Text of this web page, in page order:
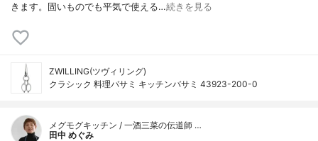
きます。固いものでも平気で使える…続きを見る
ZWILLING(ツヴィリング)
クラシック 料理バサミ キッチンバサミ 43923-200-0
メグモグキッチン / 一酒三菜の伝道師 …
田中 めぐみ